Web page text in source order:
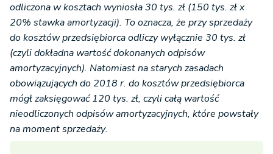
odliczona w kosztach wyniosła 30 tys. zł (150 tys. zł x
20% stawka amortyzacji). To oznacza, że przy sprzedaży
do kosztów przedsiębiorca odliczy wyłącznie 30 tys. zł
(czyli dokładna wartość dokonanych odpisów
amortyzacyjnych). Natomiast na starych zasadach
obowiązujących do 2018 r. do kosztów przedsiębiorca
mógł zaksięgować 120 tys. zł, czyli całą wartość
nieodliczonych odpisów amortyzacyjnych, które powstały
na moment sprzedaży.